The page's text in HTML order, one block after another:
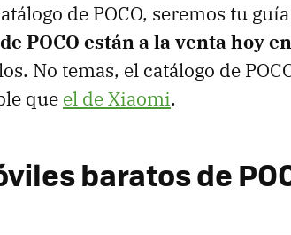
de POCO, seremos tu
POCO están a la venta hoy
No temas, el catálogo de
que el de Xiaomi.
baratos de